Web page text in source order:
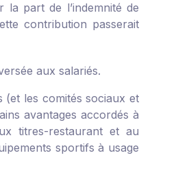
part de l’indemnité de
contribution passerait
aux salariés.
les comités sociaux et
avantages accordés à
titres-restaurant et au
sportifs à usage